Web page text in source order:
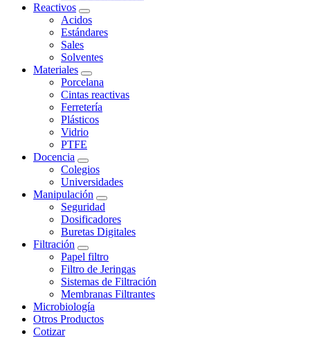
Reactivos
Acidos
Estándares
Sales
Solventes
Materiales
Porcelana
Cintas reactivas
Ferretería
Plásticos
Vidrio
PTFE
Docencia
Colegios
Universidades
Manipulación
Seguridad
Dosificadores
Buretas Digitales
Filtración
Papel filtro
Filtro de Jeringas
Sistemas de Filtración
Membranas Filtrantes
Microbiología
Otros Productos
Cotizar